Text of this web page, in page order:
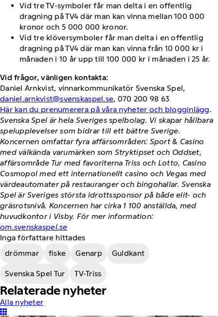
Vid tre TV-symboler får man delta i en offentlig
dragning på TV4 där man kan vinna mellan 100 000
kronor och 5 000 000 kronor.
Vid tre klöversymboler får man delta i en offentlig
dragning på TV4 där man kan vinna från 10 000 kr i
månaden i 10 år upp till 100 000 kr i månaden i 25 år.
Vid frågor, vänligen kontakta:
Daniel Arnkvist, vinnarkommunikatör Svenska Spel,
daniel.arnkvist@svenskaspel.se, 070 200 98 63
Här kan du prenumerera på våra nyheter och blogginlägg.
Svenska Spel är hela Sveriges spelbolag. Vi skapar hållbara
spelupplevelser som bidrar till ett bättre Sverige.
Koncernen omfattar fyra affärsområden: Sport & Casino
med välkända varumärken som Stryktipset och Oddset,
affärsområde Tur med favoriterna Triss och Lotto, Casino
Cosmopol med ett internationellt casino och Vegas med
värdeautomater på restauranger och bingohallar. Svenska
Spel är Sveriges största idrottssponsor på både elit- och
gräsrotsnivå. Koncernen har cirka 1 100 anställda, med
huvudkontor i Visby. För mer information:
om.svenskaspel.se
Inga författare hittades
drömmar
fiske Genarp Guldkant
Svenska Spel Tur TV-Triss
Relaterade nyheter
Alla nyheter